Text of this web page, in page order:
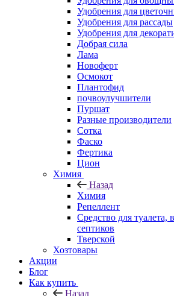
Удобрения для
Удобрения для рассады
Удобрения для
Добрая сила
Лама
Новоферт
Осмокот
Плантофид
почвоулучшители
Пуршат
Разные производители
Сотка
Фаско
Фертика
Цион
Химия
Назад
Химия
Репеллент
Средство для
септиков
Тверской
Хозтовары
Акции
Блог
Как купить
Назад